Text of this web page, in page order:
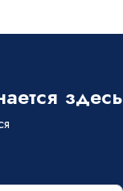
здесь